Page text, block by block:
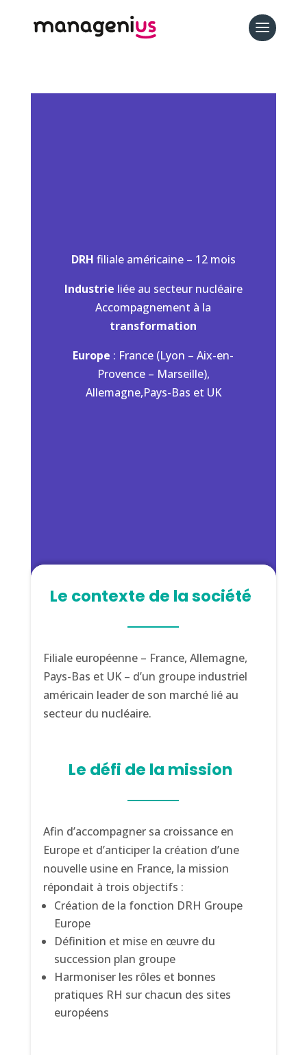
DRH filiale américaine – 12 mois
Industrie liée au secteur nucléaire
Accompagnement à la
transformation
Europe : France (Lyon – Aix-en-
Provence – Marseille),
Allemagne,Pays-Bas et UK
Le contexte de la société
Filiale européenne – France, Allemagne,
Pays-Bas et UK – d’un groupe industriel
américain leader de son marché lié au
secteur du nucléaire.
Le défi de la mission
Afin d’accompagner sa croissance en
Europe et d’anticiper la création d’une
nouvelle usine en France, la mission
répondait à trois objectifs :
Création de la fonction DRH Groupe
Europe
Définition et mise en œuvre du
succession plan groupe
Harmoniser les rôles et bonnes
pratiques RH sur chacun des sites
européens